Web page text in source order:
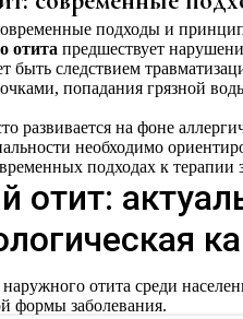
отита предшествует
быть следствием
попадания грязной
развивается на фоне
необходимо
подходах к терапии
отит:
отита среди
формы заболевания.